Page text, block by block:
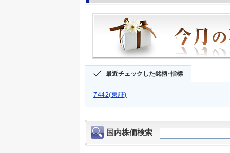
最近チェックした銘柄･指標
7442(東証)